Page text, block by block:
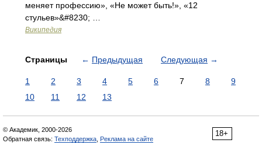
меняет профессию», «Не может быть!», «12
стульев»&#8230; …
Википедия
Страницы ← Предыдущая Следующая →
1 2 3 4 5 6 7 8
9
10
11 12 13
18+
© Академик, 2000-2026
Обратная связь: Техподдержка Реклама на сайте